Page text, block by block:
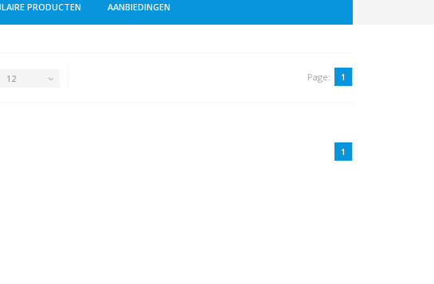
PRODUCTEN AANBIEDINGEN
12 Page: 1
1